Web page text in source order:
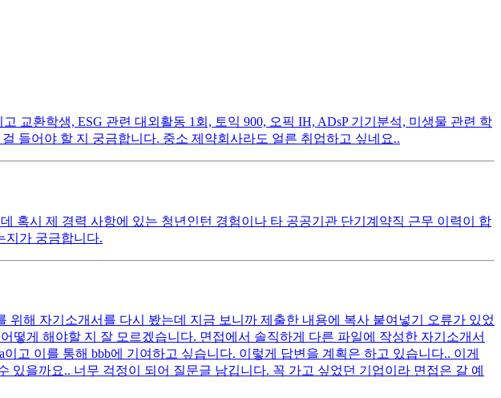
교환학생, ESG 관련 대외활동 1회, 토익 900, 오픽 IH, ADsP 기기분석, 미생물 관련 학
들어야 할 지 궁금합니다. 중소 제약회사라도 얼른 취업하고 싶네요..
혹시 제 경력 사항에 있는 청년인턴 경험이나 타 공공기관 단기계약직 근무 이력이 합
지가 궁금합니다.
해 자기소개서를 다시 봤는데 지금 보니까 제출한 내용에 복사 붙여넣기 오류가 있었
게 해야할 지 잘 모르겠습니다. 면접에서 솔직하게 다른 파일에 작성한 자기소개서
고 이를 통해 bbb에 기여하고 싶습니다. 이렇게 답변을 계획은 하고 있습니다.. 이게
을까요.. 너무 걱정이 되어 질문글 남깁니다. 꼭 가고 싶었던 기업이라 면접은 갈 예